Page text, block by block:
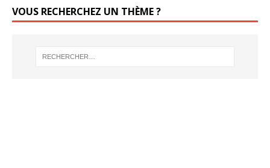
VOUS RECHERCHEZ UN THÈME ?